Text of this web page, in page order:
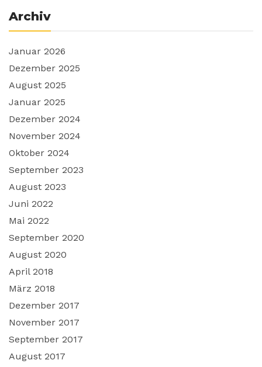
Archiv
Januar 2026
Dezember 2025
August 2025
Januar 2025
Dezember 2024
November 2024
Oktober 2024
September 2023
August 2023
Juni 2022
Mai 2022
September 2020
August 2020
April 2018
März 2018
Dezember 2017
November 2017
September 2017
August 2017